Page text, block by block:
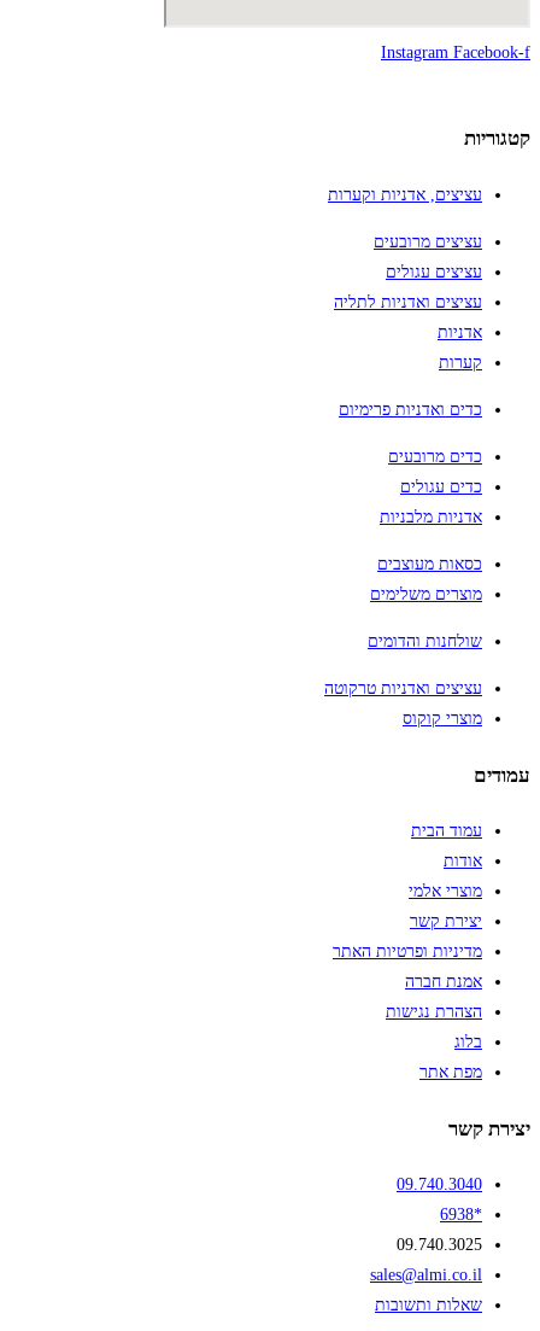
Instagram Facebook-f
קטגוריות
עציצים, אדניות וקערות
עציצים מרובעים
עציצים עגולים
עציצים ואדניות לתליה
אדניות
קערות
כדים ואדניות פרימיום
כדים מרובעים
כדים עגולים
אדניות מלבניות
כסאות מעוצבים
מוצרים משלימים
שולחנות והדומים
עציצים ואדניות טרקוטה
מוצרי קוקוס
עמודים
עמוד הבית
אודות
מוצרי אלמי
יצירת קשר
מדיניות ופרטיות האתר
אמנת חברה
הצהרת נגישות
בלוג
מפת אתר
יצירת קשר
09.740.3040
*6938
09.740.3025
sales@almi.co.il
שאלות ותשובות